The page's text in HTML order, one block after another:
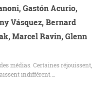
Gastón Acurio,
Vásquez, Bernard
Marcel Ravin, Glenn
médias. Certaines réjouissent,
indifférent.…